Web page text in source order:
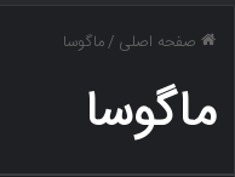
صفحه اصلی /ماگوسا
ماگوسا